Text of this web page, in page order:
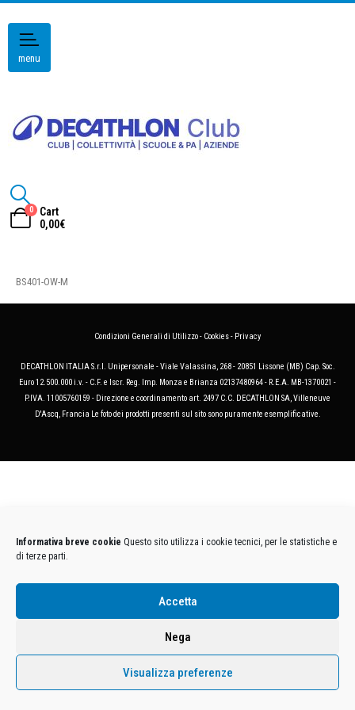
Informativa breve cookie Questo sito utilizza i cookie tecnici, per le statistiche e
di terze parti.
Accetta
Nega
Visualizza preferenze
menu
0
Cart
0,00€
BS401-OW-M
Condizioni Generali di Utilizzo- Cookies- Privacy
DECATHLON ITALIA S.r.l. Unipersonale - Viale Valassina, 268 - 20851 Lissone (MB) Cap. Soc.
Euro 12.500.000 i.v. - C.F. e Iscr. Reg. Imp. Monza e Brianza 02137480964 - R.E.A. MB-1370021 -
P.IVA. 11005760159 - Direzione e coordinamento art. 2497 C.C. DECATHLON SA, Villeneuve
D'Ascq, Francia Le foto dei prodotti presenti sul sito sono puramente esemplificative.